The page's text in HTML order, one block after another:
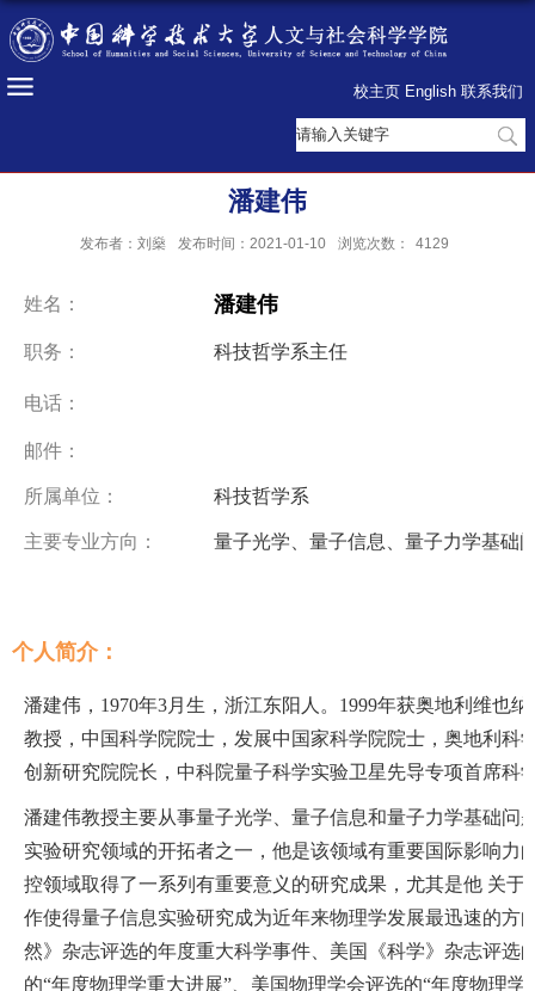
校主页 English 联系我们
潘建伟
发布者：刘燊 发布时间：2021-01-10 浏览次数： 4129
姓名： 潘建伟
职务： 科技哲学系主任
电话 ：
邮件：
所属单位： 科技哲学系
主要专业方向： 量子光学、量子信息、量子力学基础
个人简介：
潘建伟，1970年3月生，浙江东阳人。1999年获奥地利维也
教授，中国科学院院士，发展中国家科学院院士，奥地利科
创新研究院院长，中科院量子科学实验卫星先导专项首席科
潘建伟教授主要从事量子光学、量子信息和量子力学基础问
实验研究领域的开拓者之一，他是该领域有重要国际影响力
控领域取得了一系列有重要意义的研究成果，尤其是他 关
作使得量子信息实验研究成为近年来物理学发展最迅速的方
然》杂志评选的年度重大科学事件、美国《科学》杂志评选
的“年度物理学重大进展”、美国物理学会评选的“年度物理